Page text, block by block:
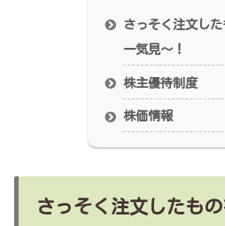
さっそく注文し
一気見～！
株主優待制度
株価情報
さっそく注文したもの